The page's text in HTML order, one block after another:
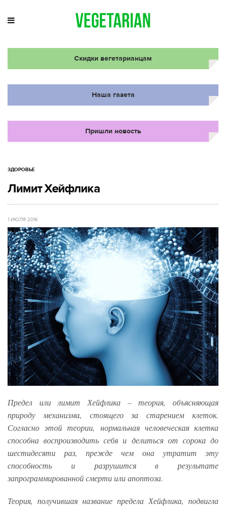
Скидки вегетарианцам
Наша газета
Пришли новость
ЗДОРОВЬЕ
Лимит Хейфлика
1 ИЮЛЯ 2016
Предел или лимит Хейфлика – теория, объясняющая
природу механизма, стоящего за старением клеток.
Согласно этой теории, нормальная человеческая клетка
способна воспроизводить себя и делиться от сорока до
шестидесяти раз, прежде чем она утратит эту
способность и разрушится в результате
запрограммированной смерти или апоптоза.
Теория, получившая название предела Хейфлика, подвигла